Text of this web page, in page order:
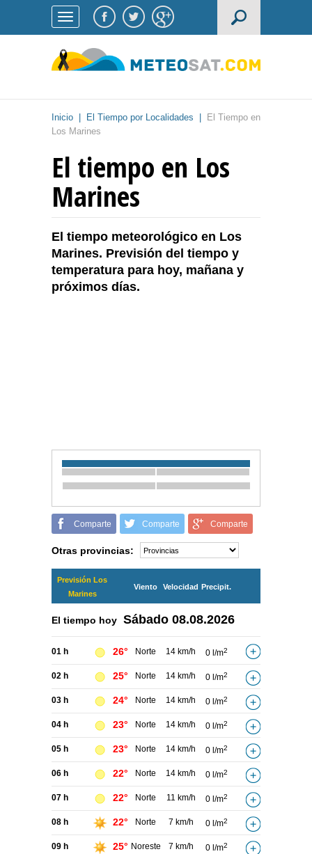
Inicio El Tiempo por Localidades
El Tiempo en
Los Marines
El tiempo en Los
Marines
El tiempo meteorológico en Los
Marines. Previsión del tiempo y
temperatura para hoy, mañana y
próximos días.
Comparte Comparte Comparte
Otras provincias:
Previsión Los
Marines
Viento Velocidad Precipit.
El tiempo hoy Sábado 08.08.2026
01 h 26° Norte 14 km/h 0 l/m2
02 h 25° Norte 14 km/h 0 l/m2
03 h 24° Norte 14 km/h 0 l/m2
04 h 23° Norte 14 km/h 0 l/m2
05 h 23° Norte 14 km/h 0 l/m2
06 h 22° Norte 14 km/h 0 l/m2
07 h 22° Norte 11 km/h 0 l/m2
08 h 22° Norte 7 km/h 0 l/m2
09 h 25° Noreste 7 km/h 0 l/m2